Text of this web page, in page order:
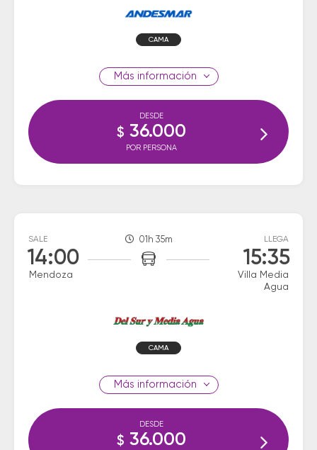
CAMA
información
DESDE
$ 36.000
POR PERSONA
SALE
14:00
Mendoza
01h 35m LLEGA
15:35
Villa Media
Agua
CAMA
información
DESDE
$ 36.000